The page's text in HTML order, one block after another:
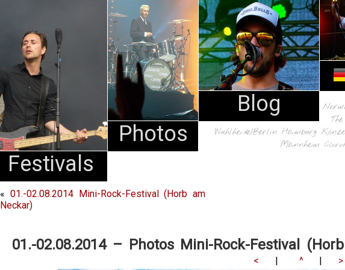
Festivals
Photos
Blog
Wuhlheide/Berlin Hamburg
Mannheim
« 01.-02.08.2014 Mini-Rock-Festival (Horb am
Neckar)
01.-02.08.2014 – Photos Mini-Rock-Festival
< | ^ | >